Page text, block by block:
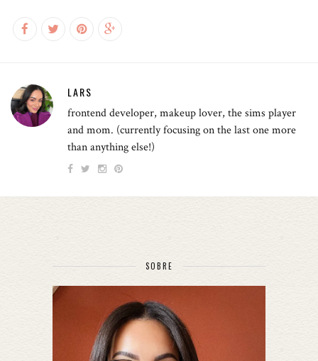
LARS
frontend developer, makeup lover, the sims player
and mom. (currently focusing on the last one more
than anything else!)
SOBRE